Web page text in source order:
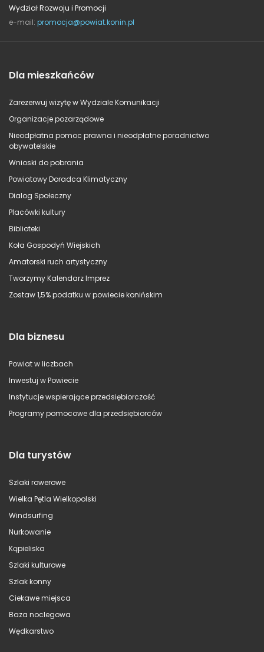
Wydział Rozwoju i Promocji
e-mail: promocja@powiat.konin.pl
Dla mieszkańców
Zarezerwuj wizytę w Wydziale Komunikacji
Organizacje pozarządowe
Nieodpłatna pomoc prawna i nieodpłatne poradnictwo
obywatelskie
Wnioski do pobrania
Powiatowy Doradca Klimatyczny
Dialog Społeczny
Placówki kultury
Biblioteki
Koła Gospodyń Wiejskich
Amatorski ruch artystyczny
Tworzymy Kalendarz Imprez
Zostaw 1,5% podatku w powiecie konińskim
Dla biznesu
Powiat w liczbach
Inwestuj w Powiecie
Instytucje wspierające przedsiębiorczość
Programy pomocowe dla przedsiębiorców
Dla turystów
Szlaki rowerowe
Wielka Pętla Wielkopolski
Windsurfing
Nurkowanie
Kąpieliska
Szlaki kulturowe
Szlak konny
Ciekawe miejsca
Baza noclegowa
Wędkarstwo